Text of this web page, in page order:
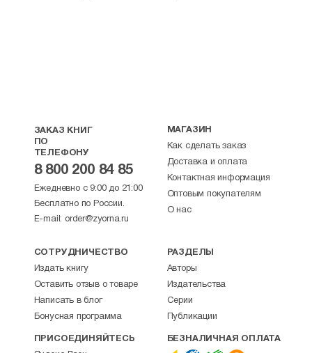
ЗАКАЗ КНИГ
ПО
ТЕЛЕФОНУ
8 800 200 84 85
Ежедневно с 9:00 до 21:00
Бесплатно по России.
E-mail: order@zyorna.ru
МАГАЗИН
Как сделать заказ
Доставка и оплата
Контактная информация
Оптовым покупателям
О нас
СОТРУДНИЧЕСТВО
Издать книгу
Оставить отзыв о товаре
Написать в блог
Бонусная программа
РАЗДЕЛЫ
Авторы
Издательства
Серии
Публикации
ПРИСОЕДИНЯЙТЕСЬ
БЕЗНАЛИЧНАЯ ОПЛАТА